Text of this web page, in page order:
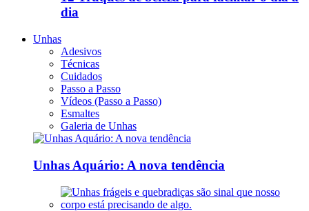
dia
Unhas
Adesivos
Técnicas
Cuidados
Passo a Passo
Vídeos (Passo a Passo)
Esmaltes
Galeria de Unhas
Unhas Aquário: A nova tendência